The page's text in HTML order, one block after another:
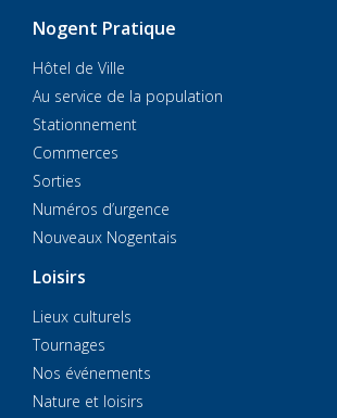
Nogent Pratique
Hôtel de Ville
Au service de la population
Stationnement
Commerces
Sorties
Numéros d’urgence
Nouveaux Nogentais
Loisirs
Lieux culturels
Tournages
Nos événements
Nature et loisirs